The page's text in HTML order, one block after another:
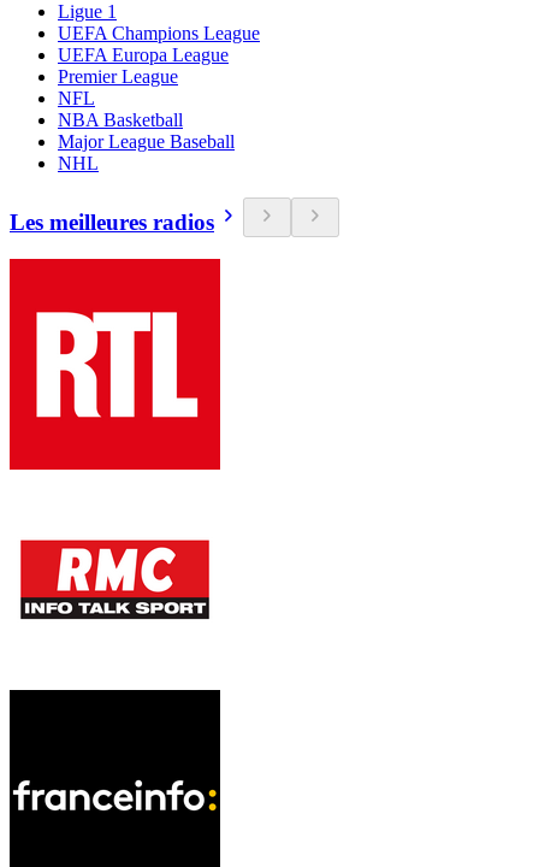
Ligue 1
UEFA Champions League
UEFA Europa League
Premier League
NFL
NBA Basketball
Major League Baseball
NHL
Les meilleures radios